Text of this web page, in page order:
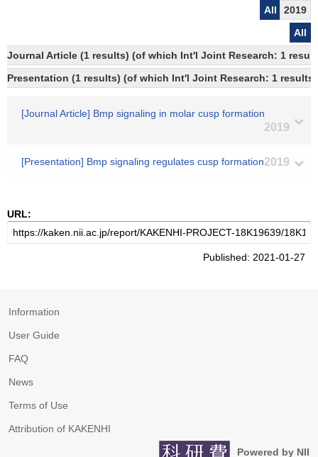
All
2019
All
Journal Article (1 results) (of which Int'l Joint Research: 1
Presentation (1 results) (of which Int'l Joint Research: 1 results)
[Journal Article] Bmp signaling in molar cusp formation
2019
[Presentation] Bmp signaling regulates cusp formation2019
URL:
Published: 2021-01-27
Information
User Guide
FAQ
News
Terms of Use
Attribution of KAKENHI
Powered by NII